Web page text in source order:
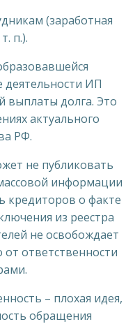
(заработная
п.).
ИП
выплаты долга. Это
актуального
РФ.
не публиковать
информации
кредиторов о факте
из реестра
не освобождает
ответственности
– плохая идея,
обращения